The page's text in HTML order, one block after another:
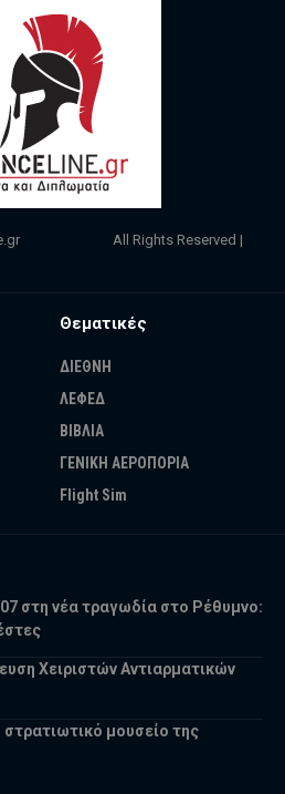
All Rights Reserved |
Θεματικές
ΔΙΕΘΝΗ
ΛΕΦΕΔ
ΒΙΒΛΙΑ
ΓΕΝΙΚΗ ΑΕΡΟΠΟΡΙΑ
Flight Sim
στη νέα τραγωδία στο Ρέθυμνο:
Χειριστών Αντιαρματικών
στρατιωτικό μουσείο της